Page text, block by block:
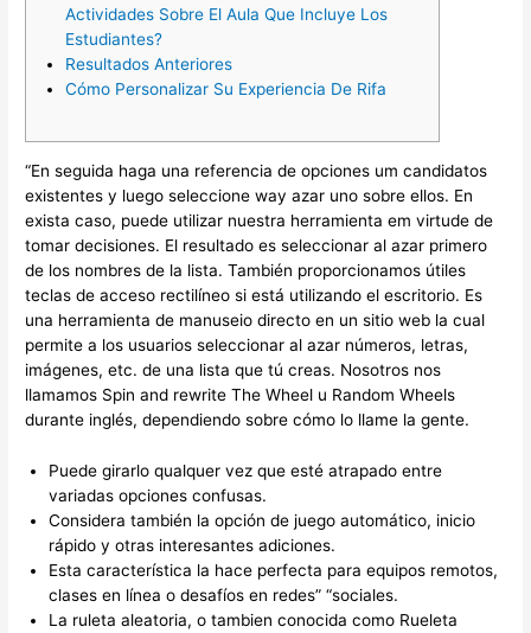
Actividades Sobre El Aula Que Incluye Los
Estudiantes?
Resultados Anteriores
Cómo Personalizar Su Experiencia De Rifa
“En seguida haga una referencia de opciones um candidatos
existentes y luego seleccione way azar uno sobre ellos. En
exista caso, puede utilizar nuestra herramienta em virtude de
tomar decisiones. El resultado es seleccionar al azar primero
de los nombres de la lista. También proporcionamos útiles
teclas de acceso rectilíneo si está utilizando el escritorio. Es
una herramienta de manuseio directo en un sitio web la cual
permite a los usuarios seleccionar al azar números, letras,
imágenes, etc. de una lista que tú creas. Nosotros nos
llamamos Spin and rewrite The Wheel u Random Wheels
durante inglés, dependiendo sobre cómo lo llame la gente.
Puede girarlo qualquer vez que esté atrapado entre
variadas opciones confusas.
Considera también la opción de juego automático, inicio
rápido y otras interesantes adiciones.
Esta característica la hace perfecta para equipos remotos,
clases en línea o desafíos en redes” “sociales.
La ruleta aleatoria, o tambien conocida como Rueleta